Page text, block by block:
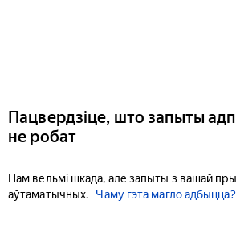
Пацвердзіце, што запыты
не робат
Нам вельмі шкада, але запыты з вашай
аўтаматычных.
Чаму гэта магло адбыцца?